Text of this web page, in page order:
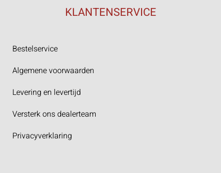
KLANTENSERVICE
Bestelservice
Algemene voorwaarden
Levering en levertijd
Versterk ons dealerteam
Privacyverklaring